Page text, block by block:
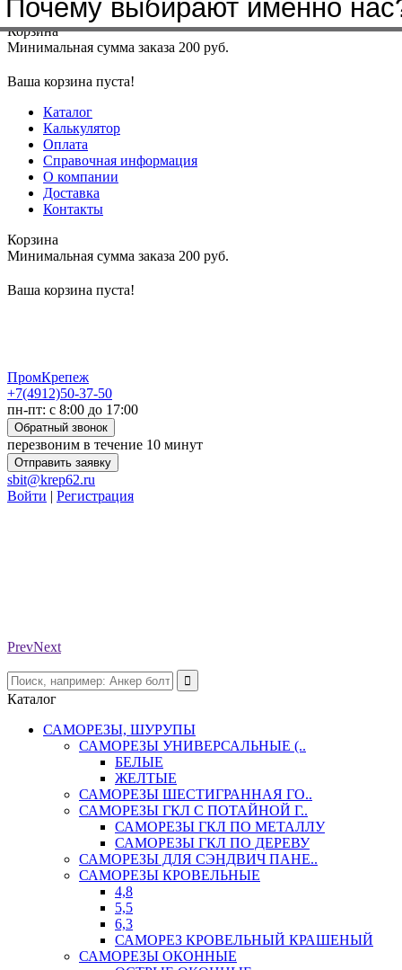
Меню+7(4912)50-37-50sbit@krep62.ru
Корзина
Минимальная сумма заказа 200 руб.
Ваша корзина пуста!
Каталог
Калькулятор
Оплата
Справочная информация
О компании
Доставка
Контакты
Корзина
Минимальная сумма заказа 200 руб.
Ваша корзина пуста!
ПромКрепеж
+7(4912)50-37-50
пн-пт: с 8:00 до 17:00
Обратный звонок
перезвоним в течение 10 минут
Отправить заявку
sbit@krep62.ru
Войти | Регистрация
PrevNext
Каталог
САМОРЕЗЫ, ШУРУПЫ
САМОРЕЗЫ УНИВЕРСАЛЬНЫЕ (..
БЕЛЫЕ
ЖЕЛТЫЕ
САМОРЕЗЫ ШЕСТИГРАННАЯ ГО..
САМОРЕЗЫ ГКЛ С ПОТАЙНОЙ Г..
САМОРЕЗЫ ГКЛ ПО МЕТАЛЛУ
САМОРЕЗЫ ГКЛ ПО ДЕРЕВУ
САМОРЕЗЫ ДЛЯ СЭНДВИЧ ПАНЕ..
САМОРЕЗЫ КРОВЕЛЬНЫЕ
4,8
5,5
6,3
САМОРЕЗ КРОВЕЛЬНЫЙ КРАШЕНЫЙ
САМОРЕЗЫ ОКОННЫЕ
Почему выбирают именно